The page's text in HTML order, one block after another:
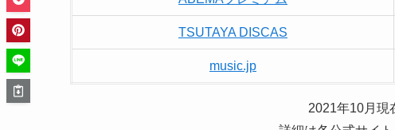
TSUTAYA DISCAS
music.jp
2021年10月現